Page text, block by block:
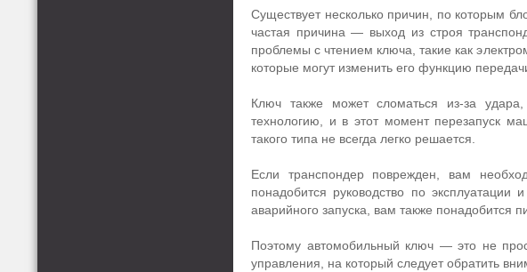
Существует несколько причин, по которым
частая причина — выход из строя
проблемы с чтением ключа, такие как
которые могут изменить его функцию
Ключ также может сломаться из-за
технологию, и в этот момент перезапуск
такого типа не всегда легко решается.
Если транспондер поврежден, вам
понадобится руководство по
аварийного запуска, вам также понадобится
Поэтому автомобильный ключ — это не
управления, на который следует обратить